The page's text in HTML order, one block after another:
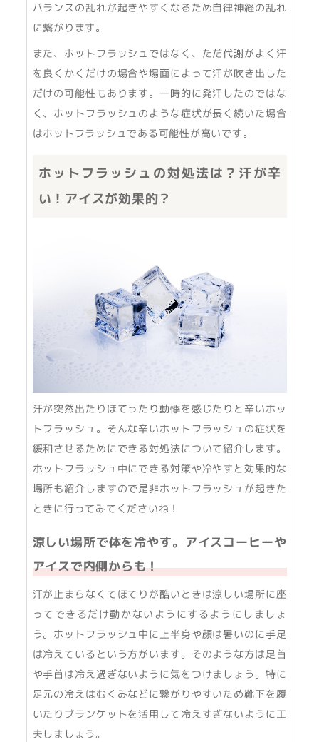
バランスの乱れが起きやすくなるため自律神経の乱れ
に繋がります。
また、ホットフラッシュではなく、ただ代謝がよく汗
を良くかくだけの場合や場面によって汗が吹き出した
だけの可能性もあります。一時的に発汗したのではな
く、ホットフラッシュのような症状が長く続いた場合
はホットフラッシュである可能性が高いです。
ホットフラッシュの対処法は？汗が辛
い！アイスが効果的？
汗が突然出たりほてったり動悸を感じたりと辛いホッ
トフラッシュ。そんな辛いホットフラッシュの症状を
緩和させるためにできる対処法について紹介します。
ホットフラッシュ中にできる対策や冷やすと効果的な
場所も紹介しますので是非ホットフラッシュが起きた
ときに行ってみてくださいね！
涼しい場所で体を冷やす。アイスコーヒーや
アイスで内側からも！
汗が止まらなくてほてりが酷いときは涼しい場所に座
ってできるだけ動かないようにするようにしましょ
う。ホットフラッシュ中に上半身や顔は暑いのに手足
は冷えているという方がいます。そのような方は足首
や手首は冷え過ぎないように気をつけましょう。特に
足元の冷えはむくみなどに繋がりやすいため靴下を履
いたりブランケットを活用して冷えすぎないように工
夫しましょう。